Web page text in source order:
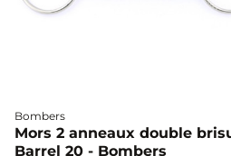
Bombers
Mors 2 anneaux double
Barrel 20 - Bombers